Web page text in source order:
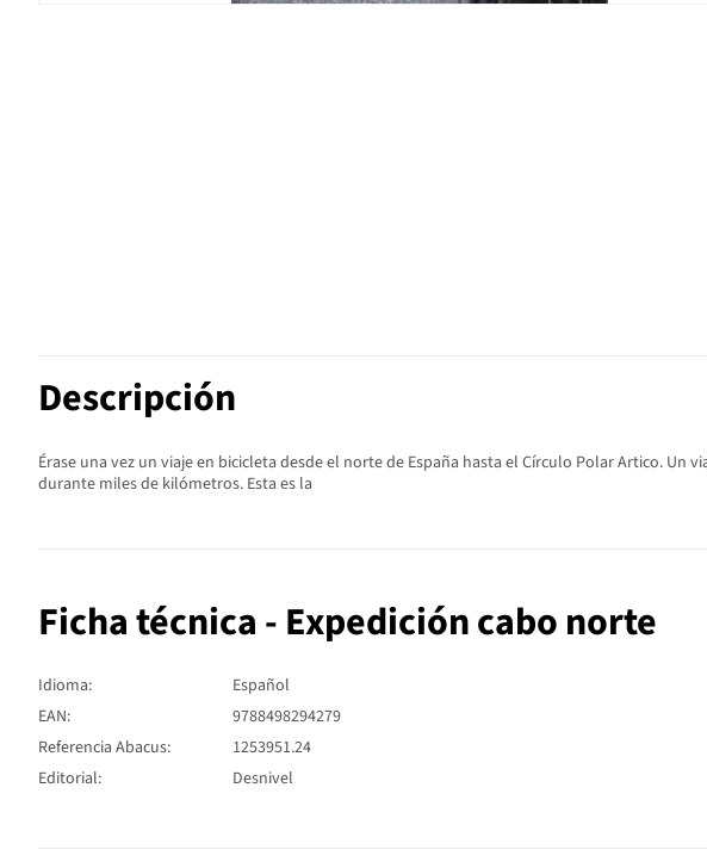
Descripción
Érase una vez un viaje en bicicleta desde el norte de España hasta el Círculo Polar Artico.
durante miles de kilómetros. Esta es la
Ficha técnica - Expedición cabo norte
Idioma:
Español
EAN:
9788498294279
Referencia Abacus:
1253951.24
Editorial:
Desnivel